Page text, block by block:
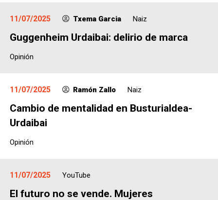
11/07/2025 Txema Garcia Naiz
Guggenheim Urdaibai: delirio de marca
Opinión
11/07/2025 Ramón Zallo Naiz
Cambio de mentalidad en Busturialdea-
Urdaibai
Opinión
11/07/2025 YouTube
El futuro no se vende. Mujeres